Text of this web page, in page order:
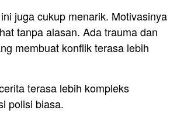
juga cukup menarik. Motivasinya
tanpa alasan. Ada trauma dan
membuat konflik terasa lebih
terasa lebih kompleks
polisi biasa.